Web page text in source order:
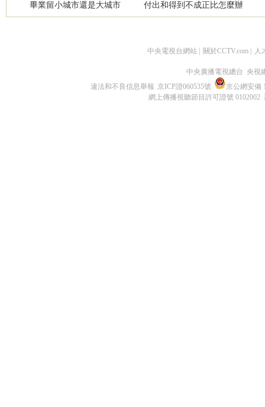
畢業留小城市還是大城市 付出和得到不成正比怎麼辦
中央電視台網站 關於CCTV.com 人
中央廣播電視總台 央視
違法和不良信息舉報 京ICP證060535號
京公網安備
網上傳播視聽節目許可證號 0102002